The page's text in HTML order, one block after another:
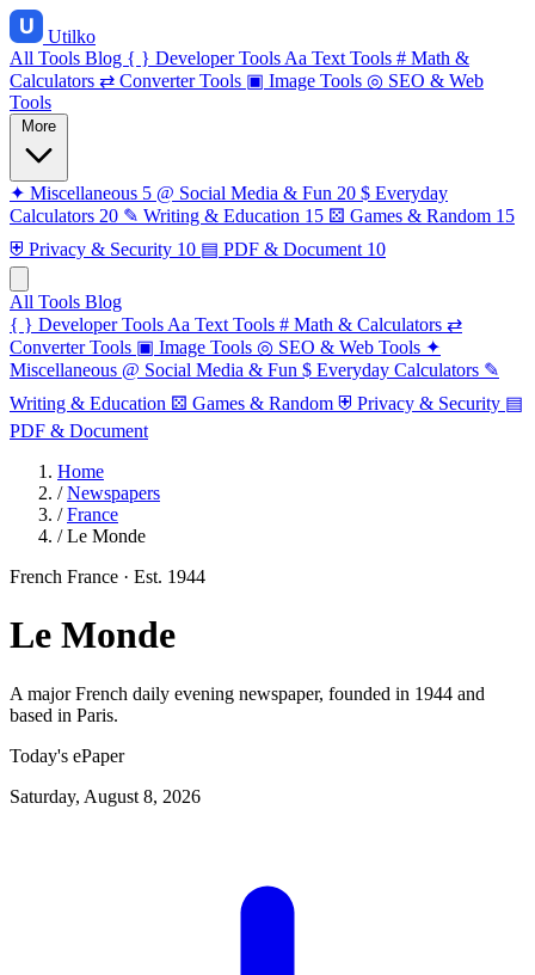
Utilko
All Tools Blog { } Developer Tools Aa Text Tools # Math &
Calculators ⇄ Converter Tools ▣ Image Tools ◎ SEO & Web
Tools
✦ Miscellaneous 5 @ Social Media & Fun 20 $ Everyday
Calculators 20 ✎ Writing & Education 15 ⚄ Games & Random 15
⛨ Privacy & Security 10 ▤ PDF & Document 10
All Tools Blog
{ } Developer Tools Aa Text Tools # Math & Calculators ⇄
Converter Tools ▣ Image Tools ◎ SEO & Web Tools ✦
Miscellaneous @ Social Media & Fun $ Everyday Calculators ✎
Writing & Education ⚄ Games & Random ⛨ Privacy & Security ▤
PDF & Document
Home
/ Newspapers
/ France
/ Le Monde
French France · Est. 1944
Le Monde
A major French daily evening newspaper, founded in 1944 and
based in Paris.
Today's ePaper
Saturday, August 8, 2026